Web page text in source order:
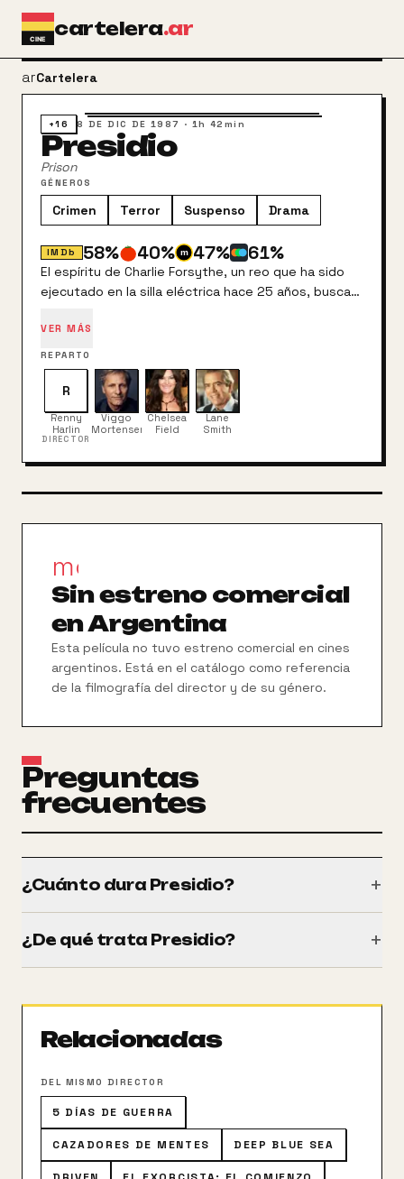
Ir al contenido principal
cartelera.ar
arrow_back
Cartelera
+16 8 DE DIC DE 1987 · 1h 42min
Presidio
Prison
GÉNEROS
Crimen Terror Suspenso Drama
IMDb 58% 40% 47% 61%
El espíritu de Charlie Forsythe, un reo que ha sido
ejecutado en la silla eléctrica hace 25 años, busca
de la prisión de Creedmore, nuevamente abierta.
VER MÁS
REPARTO
R
Renny
Harlin
DIRECTOR
Viggo
Mortensen
Chelsea
Field
Lane
Smith
movie_filter
Sin estreno comercial
en Argentina
Esta película no tuvo estreno comercial en cines
argentinos. Está en el catálogo como referencia
de la filmografía del director y de su género.
Preguntas
frecuentes
¿Cuánto dura Presidio? +
¿De qué trata Presidio? +
la prisión de Creedmore, nuevamente abierta.
Relacionadas
DEL MISMO DIRECTOR
5 DÍAS DE GUERRA
CAZADORES DE MENTES DEEP BLUE SEA